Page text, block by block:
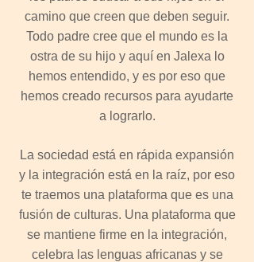
camino que creen que deben seguir.
Todo padre cree que el mundo es la
ostra de su hijo y aquí en Jalexa lo
hemos entendido, y es por eso que
hemos creado recursos para ayudarte
a lograrlo.
La sociedad está en rápida expansión
y la integración está en la raíz, por eso
te traemos una plataforma que es una
fusión de culturas. Una plataforma que
se mantiene firme en la integración,
celebra las lenguas africanas y se